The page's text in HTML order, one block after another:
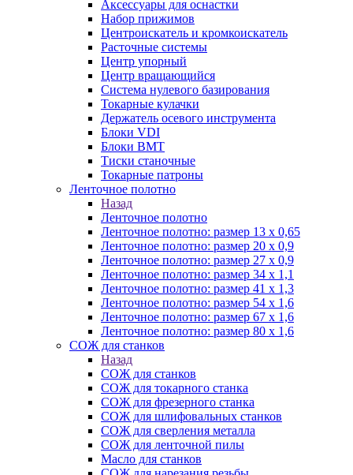
Аксессуары для оснастки
Набор прижимов
Центроискатель и кромкоискатель
Расточные системы
Центр упорный
Центр вращающийся
Система нулевого базирования
Токарные кулачки
Держатель осевого инструмента
Блоки VDI
Блоки BMT
Тиски станочные
Токарные патроны
Ленточное полотно
Назад
Ленточное полотно
Ленточное полотно: размер 13 х 0,65
Ленточное полотно: размер 20 х 0,9
Ленточное полотно: размер 27 х 0,9
Ленточное полотно: размер 34 х 1,1
Ленточное полотно: размер 41 х 1,3
Ленточное полотно: размер 54 х 1,6
Ленточное полотно: размер 67 х 1,6
Ленточное полотно: размер 80 х 1,6
СОЖ для станков
Назад
СОЖ для станков
СОЖ для токарного станка
СОЖ для фрезерного станка
СОЖ для шлифовальных станков
СОЖ для сверления металла
СОЖ для ленточной пилы
Масло для станков